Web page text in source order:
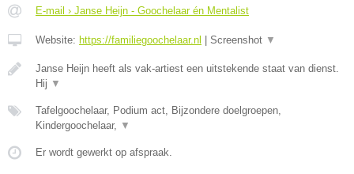
E-mail › Janse Heijn - Goochelaar én Mentalist
Website: https://familiegoochelaar.nl | Screenshot ▼
Janse Heijn heeft als vak-artiest een uitstekende staat van dienst.
Hij ▼
Tafelgoochelaar, Podium act, Bijzondere doelgroepen,
Kindergoochelaar,
▼
Er wordt gewerkt op afspraak.